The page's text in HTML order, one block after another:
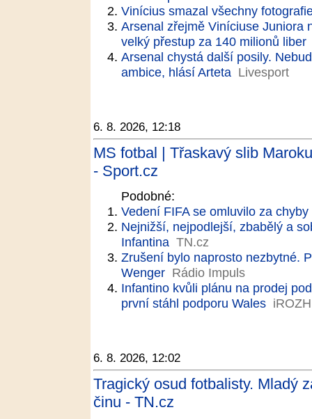
Vinícius smazal všechny
Arsenal zřejmě Viníciuse Juniora
velký přestup za 140 milionů liber
Arsenal chystá další posily.
ambice, hlásí Arteta Livesport
6. 8. 2026, 12:18
MS fotbal | Třaskavý slib
- Sport.cz
Podobné:
Vedení FIFA se omluvilo za
Nejnižší, nejpodlejší, zbabělý a
Infantina TN.cz
Zrušení bylo naprosto nezbytné.
Wenger Rádio Impuls
Infantino kvůli plánu na prodej
první stáhl podporu Wales
6. 8. 2026, 12:02
Tragický osud fotbalisty. Mladý
činu - TN.cz